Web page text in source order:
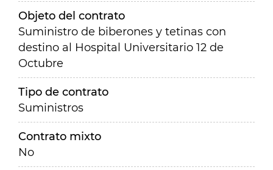
Objeto del contrato
Suministro de biberones y tetinas con
destino al Hospital Universitario 12 de
Octubre
Tipo de contrato
Suministros
Contrato mixto
No